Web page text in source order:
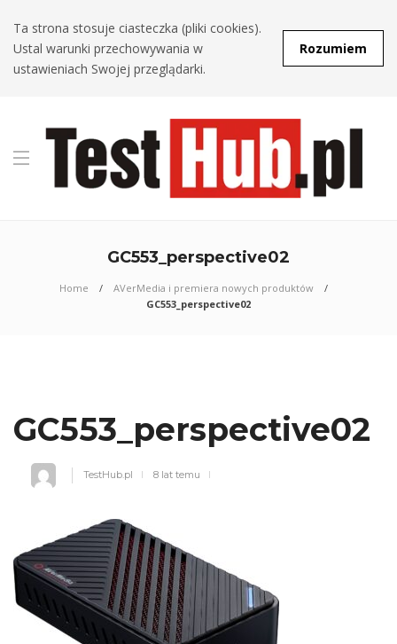
Ta strona stosuje ciasteczka (pliki cookies).
Ustal warunki przechowywania w
ustawieniach Swojej przeglądarki.
Rozumiem
GC553_perspective02
Home
AVerMedia i premiera nowych produktów
GC553_perspective02
GC553_perspective02
TestHub.pl 8 lat temu